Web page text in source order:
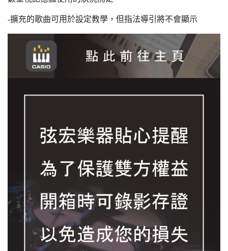
-擴充的歌曲可用於設定教學，但指法導引將不會顯示